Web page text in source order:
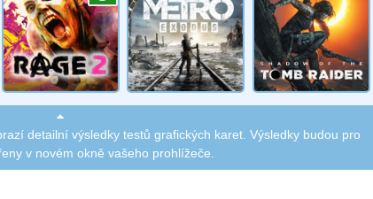
detailní výsledky testů grafických karet. Výsledky budou pro
v novém okně vašeho prohlížeče.